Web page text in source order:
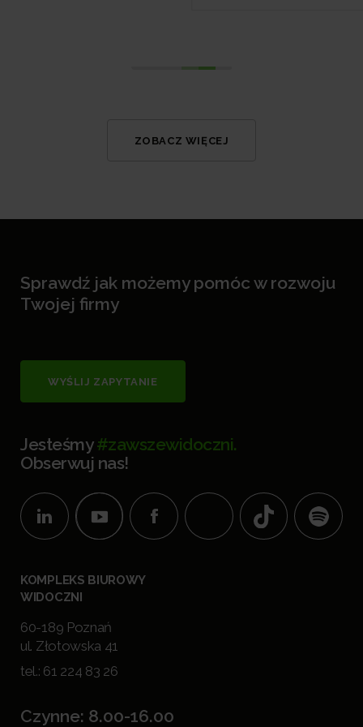
ZOBACZ WIĘCEJ
Sprawdź jak możemy pomóc w rozwoju
Twojej firmy
WYŚLIJ ZAPYTANIE
Jesteśmy#zawszewidoczni.
Obserwuj nas!
KOMPLEKS BIUROWY
WIDOCZNI
60-189 Poznań
ul. Złotowska 41
tel.: 61 224 83 26
Czynne: 8.00-16.00